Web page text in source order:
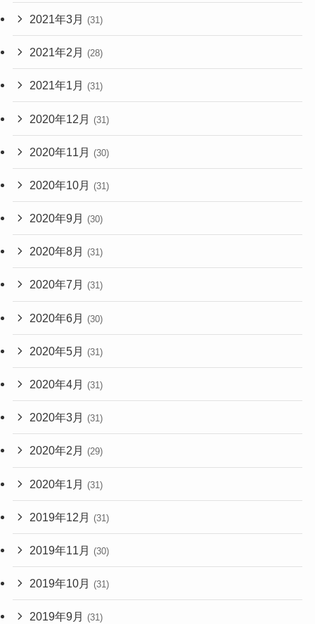
2021年3月 (31)
2021年2月 (28)
2021年1月 (31)
2020年12月 (31)
2020年11月 (30)
2020年10月 (31)
2020年9月 (30)
2020年8月 (31)
2020年7月 (31)
2020年6月 (30)
2020年5月 (31)
2020年4月 (31)
2020年3月 (31)
2020年2月 (29)
2020年1月 (31)
2019年12月 (31)
2019年11月 (30)
2019年10月 (31)
2019年9月 (31)